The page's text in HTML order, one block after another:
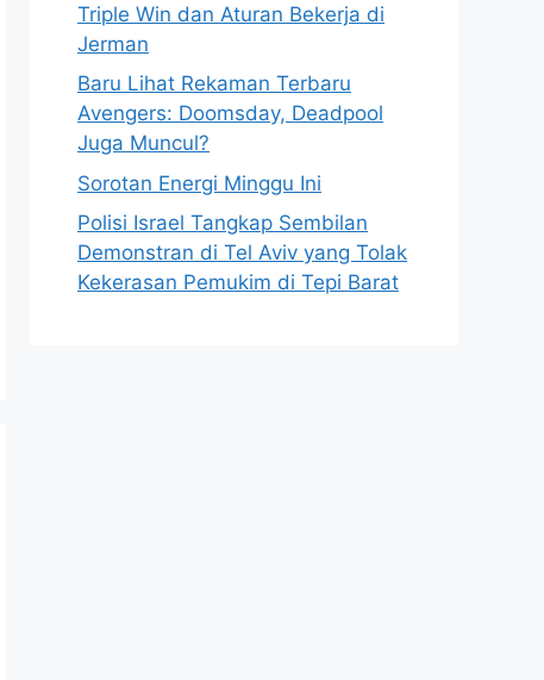
Triple Win dan Aturan Bekerja di
Jerman
Baru Lihat Rekaman Terbaru
Avengers: Doomsday, Deadpool
Juga Muncul?
Sorotan Energi Minggu Ini
Polisi Israel Tangkap Sembilan
Demonstran di Tel Aviv yang Tolak
Kekerasan Pemukim di Tepi Barat